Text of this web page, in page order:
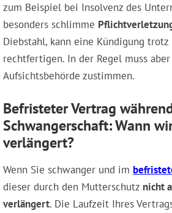
zum Beispiel bei Insolvenz des
besonders schlimme
Diebstahl, kann eine Kündigung trotz
rechtfertigen. In der Regel muss
Aufsichtsbehörde zustimmen.
Befristeter Vertrag
Schwangerschaft: Wann
verlängert?
Wenn Sie schwanger und im
dieser durch den Mutterschutz nicht
verlängert. Die Laufzeit Ihres